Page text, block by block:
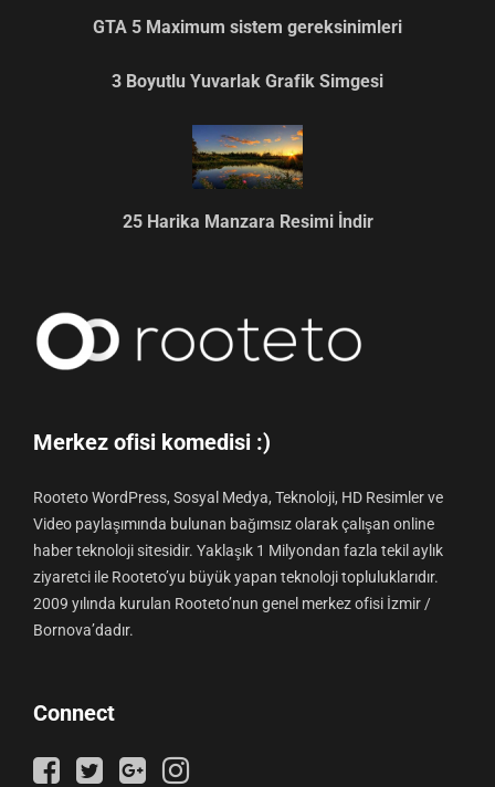
GTA 5 Maximum sistem gereksinimleri
3 Boyutlu Yuvarlak Grafik Simgesi
25 Harika Manzara Resimi İndir
Merkez ofisi komedisi :)
Rooteto WordPress, Sosyal Medya, Teknoloji, HD Resimler ve
Video paylaşımında bulunan bağımsız olarak çalışan online
haber teknoloji sitesidir. Yaklaşık 1 Milyondan fazla tekil aylık
ziyaretci ile Rooteto’yu büyük yapan teknoloji topluluklarıdır.
2009 yılında kurulan Rooteto’nun genel merkez ofisi İzmir /
Bornova’dadır.
Connect